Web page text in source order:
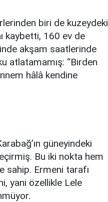
biri de kuzeydeki
kaybetti, 160 ev de
akşam saatlerinde
atlatamamış: “Birden
hâlâ kendine
güneyindeki
Bu iki nokta hem
sahip. Ermeni tarafı
yani özellikle Lele